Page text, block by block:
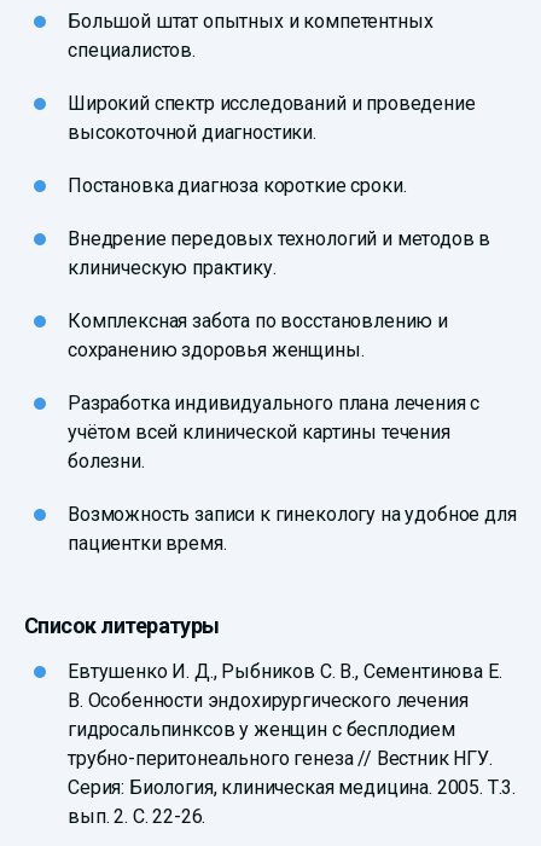
Большой штат опытных и компетентных
специалистов.
Широкий спектр исследований и проведение
высокоточной диагностики.
Постановка диагноза короткие сроки.
Внедрение передовых технологий и методов в
клиническую практику.
Комплексная забота по восстановлению и
сохранению здоровья женщины.
Разработка индивидуального плана лечения с
учётом всей клинической картины течения
болезни.
Возможность записи к гинекологу на удобное для
пациентки время.
Список литературы
Евтушенко И. Д., Рыбников С. В., Сементинова Е.
В. Особенности эндохирургического лечения
гидросальпинксов у женщин с бесплодием
трубно-перитонеального генеза // Вестник НГУ.
Серия: Биология, клиническая медицина. 2005. Т.3.
вып. 2. С. 22-26.